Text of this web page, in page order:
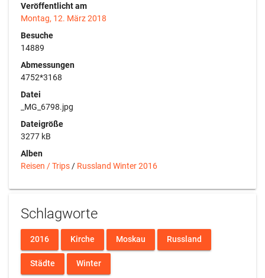
Veröffentlicht am
Montag, 12. März 2018
Besuche
14889
Abmessungen
4752*3168
Datei
_MG_6798.jpg
Dateigröße
3277 kB
Alben
Reisen / Trips / Russland Winter 2016
Schlagworte
2016 Kirche Moskau Russland
Städte Winter